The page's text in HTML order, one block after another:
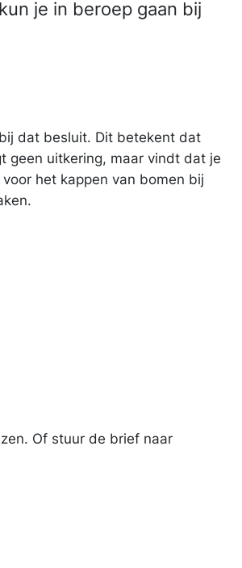
je in beroep gaan bij
dat besluit. Dit betekent dat
geen uitkering, maar vindt dat je
het kappen van bomen bij
Of stuur de brief naar